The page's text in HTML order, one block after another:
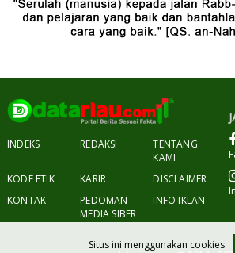
INDEKS REDAKSI
TENTANG
KAMI
KODE ETIK
KARIR
DISCLAIMER
KONTAK
PEDOMAN
MEDIA SIBER
INFO IKLAN
Situs ini menggunakan cookies.